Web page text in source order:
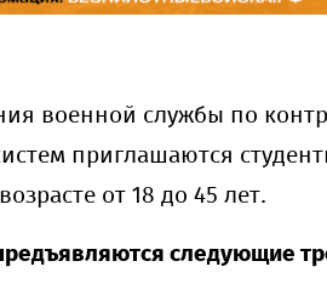
военной службы по
приглашаются
от 18 до 45 лет.
следующие